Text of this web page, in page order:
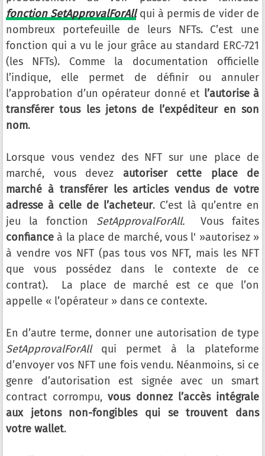
fonction SetApprovalForAllqui à permis de vider de
nombreux portefeuille de leurs NFTs. C’est une
fonction qui a vu le jour grâce au standard ERC-721
(les NFTs). Comme la documentation officielle
l’indique, elle permet de définir ou annuler
l’approbation d’un opérateur donné et l’autorise à
transférer tous les jetons de l’expéditeur en son
nom.
Lorsque vous vendez des NFT sur une place de
marché, vous devez autoriser cette place de
marché à transférer les articles vendus de votre
adresse à celle de l’acheteur. C’est là qu’entre en
jeu la fonction SetApprovalForAll.
Vous faites
confiance à la place de marché, vous l' »autorisez »
à vendre vos NFT (pas tous vos NFT, mais les NFT
que vous possédez dans le contexte de ce
contrat). La place de marché est ce que l’on
appelle « l’opérateur » dans ce contexte.
En d’autre terme, donner une autorisation de type
SetApprovalForAllqui permet à la plateforme
d’envoyer vos NFT une fois vendu. Néanmoins, si ce
genre d’autorisation est signée avec un smart
contract corrompu,vous donnez l’accès intégrale
aux jetons non-fongibles qui se trouvent dans
votre wallet.